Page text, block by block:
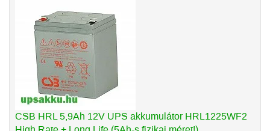
CSB HRL 5,9Ah 12V UPS akkumulátor HRL1225WF2